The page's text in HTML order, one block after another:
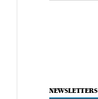
NEWSLETTERS